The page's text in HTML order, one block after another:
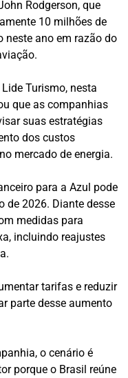
Rodgerson, que
10 milhões de
neste ano em razão do
Turismo, nesta
que as companhias
suas estratégias
dos custos
mercado de energia.
para a Azul pode
de 2026. Diante desse
medidas para
incluindo reajustes
tarifas e reduzir
parte desse aumento
o cenário é
porque o Brasil reúne